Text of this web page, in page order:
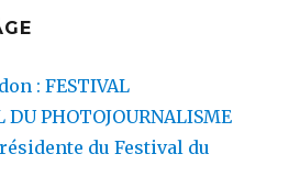
: FESTIVAL
PHOTOJOURNALISME
du Festival du